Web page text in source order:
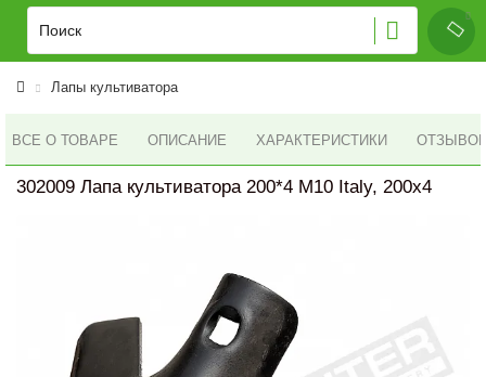
Лапы культиватора
ВСЕ О ТОВАРЕ ОПИСАНИЕ ХАРАКТЕРИСТИКИ ОТЗЫВОВ
302009 Лапа культиватора 200*4 M10 Italy, 200x4